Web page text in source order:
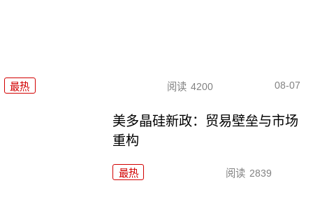
最热 阅读 4200 08-07
美多晶硅新政：贸易壁垒与市场
重构
最热 阅读 2839